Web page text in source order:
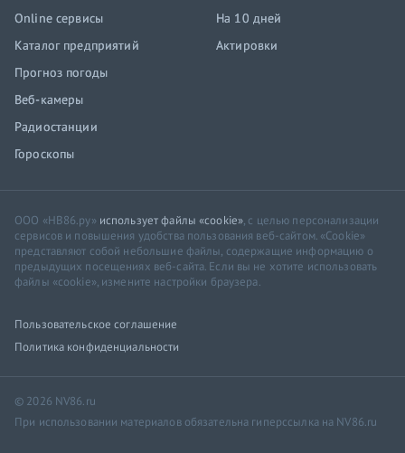
Online сервисы
Каталог предприятий
Прогноз погоды
Веб-камеры
Радиостанции
Гороскопы
На 10 дней
Актировки
ООО «НВ86.ру» использует файлы «cookie», с целью персонализации
сервисов и повышения удобства пользования веб-сайтом. «Cookie»
представляют собой небольшие файлы, содержащие информацию о
предыдущих посещениях веб-сайта. Если вы не хотите использовать
файлы «cookie», измените настройки браузера.
Пользовательское соглашение
Политика конфиденциальности
© 2026 NV86.ru
При использовании материалов обязательна гиперссылка на NV86.ru